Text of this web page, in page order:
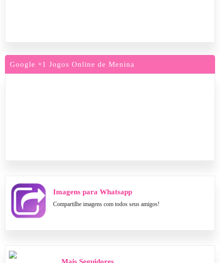
Google +1 Jogos Online de Menina
Imagens para Whatsapp
Compartilhe imagens com todos seus amigos!